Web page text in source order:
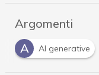
Argomenti
A
Applicazioni